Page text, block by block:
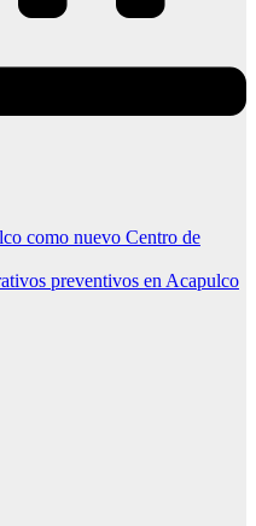
como nuevo Centro de
preventivos en Acapulco